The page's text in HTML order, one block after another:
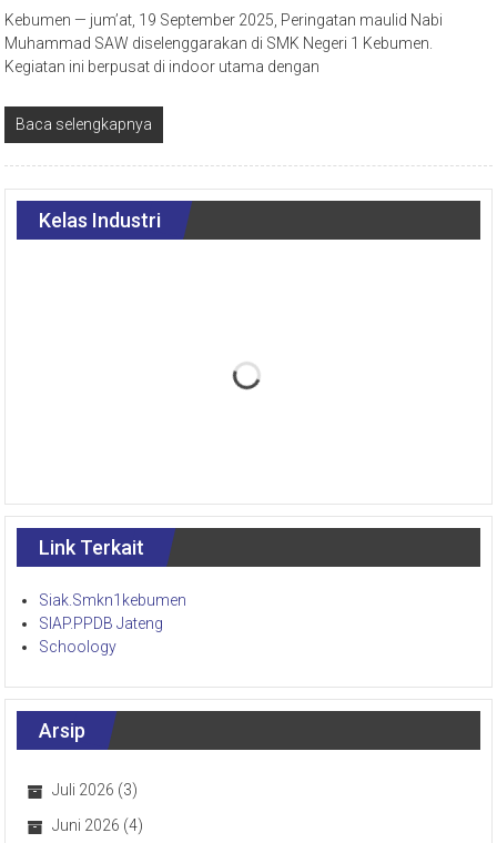
Kebumen — jum’at, 19 September 2025, Peringatan maulid Nabi
Muhammad SAW diselenggarakan di SMK Negeri 1 Kebumen.
Kegiatan ini berpusat di indoor utama dengan
Baca selengkapnya
Kelas Industri
Link Terkait
Siak.Smkn1kebumen
SIAP.PPDB Jateng
Schoology
Arsip
Juli 2026 (3)
Juni 2026 (4)